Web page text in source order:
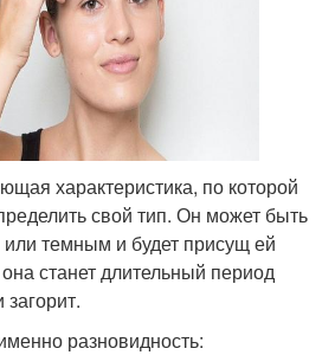
характеристика, по которой
свой тип. Он может быть
темным и будет присущ ей
станет длительный период
разновидность: